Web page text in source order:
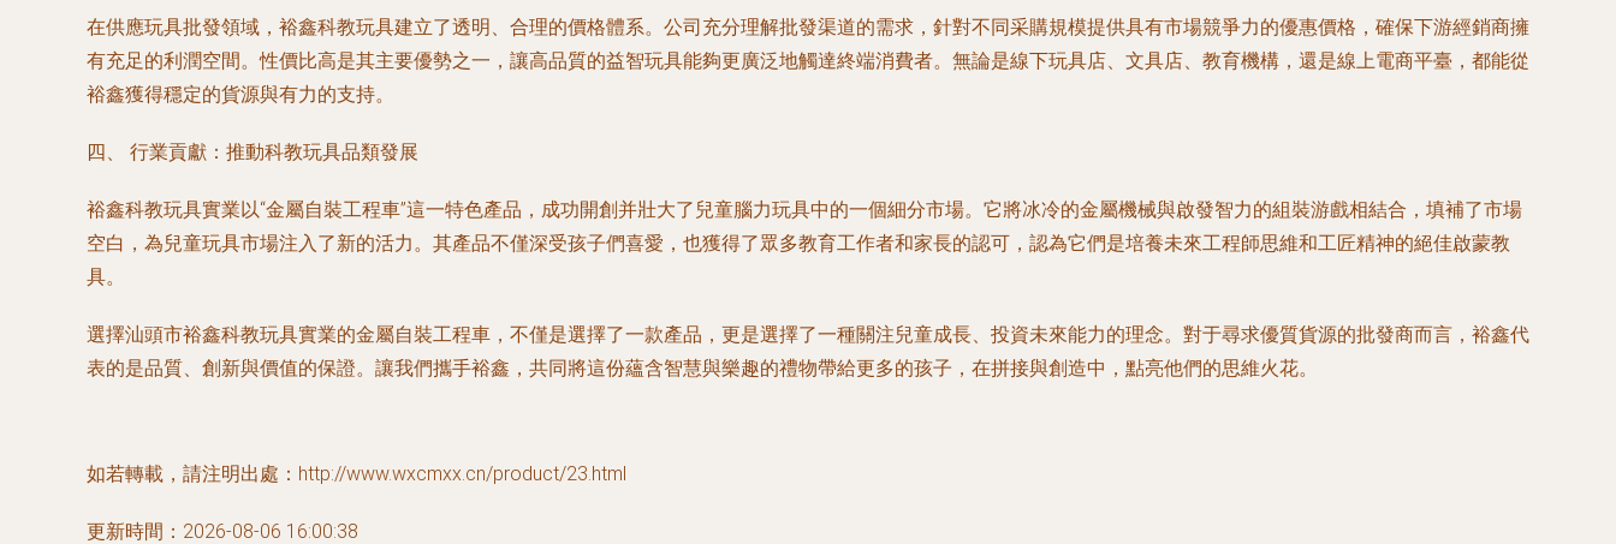
在供應玩具批發領域，裕鑫科教玩具建立了透明、合理的價格體系。公司充分理解批發渠道的需求，針對不同采購規模提供具有市場競爭力的優惠價格，確保下游經銷商擁
有充足的利潤空間。性價比高是其主要優勢之一，讓高品質的益智玩具能夠更廣泛地觸達終端消費者。無論是線下玩具店、文具店、教育機構，還是線上電商平臺，都能從
裕鑫獲得穩定的貨源與有力的支持。
四、 行業貢獻：推動科教玩具品類發展
裕鑫科教玩具實業以“金屬自裝工程車”這一特色產品，成功開創并壯大了兒童腦力玩具中的一個細分市場。它將冰冷的金屬機械與啟發智力的組裝游戲相結合，填補了市場
空白，為兒童玩具市場注入了新的活力。其產品不僅深受孩子們喜愛，也獲得了眾多教育工作者和家長的認可，認為它們是培養未來工程師思維和工匠精神的絕佳啟蒙教
具。
選擇汕頭市裕鑫科教玩具實業的金屬自裝工程車，不僅是選擇了一款產品，更是選擇了一種關注兒童成長、投資未來能力的理念。對于尋求優質貨源的批發商而言，裕鑫代
表的是品質、創新與價值的保證。讓我們攜手裕鑫，共同將這份蘊含智慧與樂趣的禮物帶給更多的孩子，在拼接與創造中，點亮他們的思維火花。
如若轉載，請注明出處：http://www.wxcmxx.cn/product/23.html
更新時間：2026-08-06 16:00:38